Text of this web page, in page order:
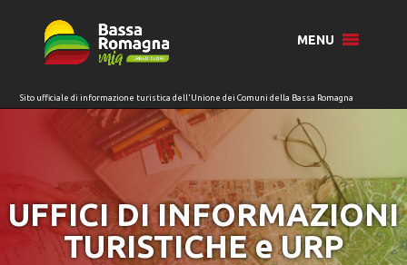
MENU
UFFICI DI INFORMAZIONI
TURISTICHE e URP